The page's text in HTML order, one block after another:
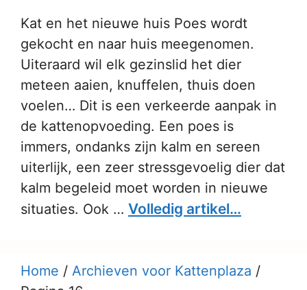
Kat en het nieuwe huis Poes wordt
gekocht en naar huis meegenomen.
Uiteraard wil elk gezinslid het dier
meteen aaien, knuffelen, thuis doen
voelen… Dit is een verkeerde aanpak in
de kattenopvoeding. Een poes is
immers, ondanks zijn kalm en sereen
uiterlijk, een zeer stressgevoelig dier dat
kalm begeleid moet worden in nieuwe
situaties. Ook … Volledig artikel…
Home / Archieven voor Kattenplaza /